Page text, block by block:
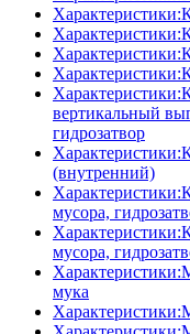
вертикальный
гидрозатвор
(внутренний)
мусора,
мусора,
мука